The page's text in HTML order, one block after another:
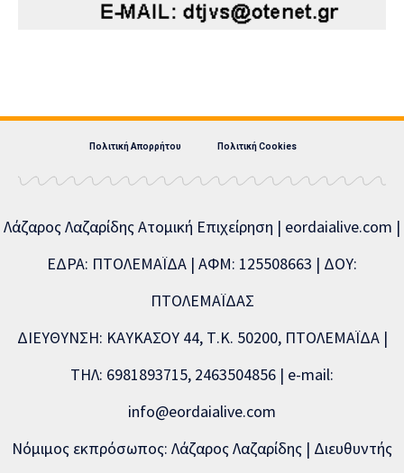
Πολιτική Απορρήτου Πολιτική Cookies
Λάζαρος Λαζαρίδης Ατομική Επιχείρηση | eordaialive.com |
ΕΔΡΑ: ΠΤΟΛΕΜΑΪΔΑ | ΑΦΜ: 125508663 | ΔΟΥ:
ΠΤΟΛΕΜΑΪΔΑΣ
ΔΙΕΥΘΥΝΣΗ: ΚΑΥΚΑΣΟΥ 44, Τ.Κ. 50200, ΠΤΟΛΕΜΑΪΔΑ |
ΤΗΛ: 6981893715, 2463504856 | e-mail:
info@eordaialive.com
Νόμιμος εκπρόσωπος: Λάζαρος Λαζαρίδης | Διευθυντής